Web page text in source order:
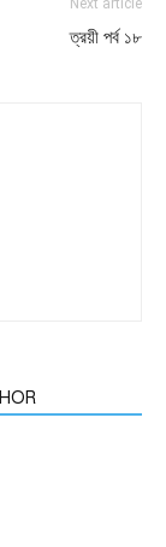
ত্রয়ী পর্ব ১৮